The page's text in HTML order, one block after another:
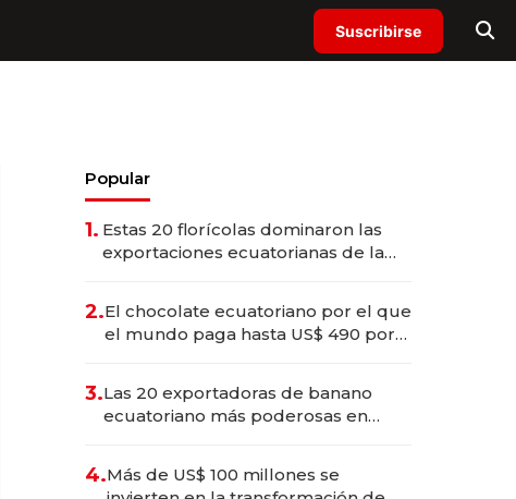
Suscribirse
Popular
1. Estas 20 florícolas dominaron las
exportaciones ecuatorianas de la
2.El chocolate ecuatoriano por el que
el mundo paga hasta US$ 490 por
3.Las 20 exportadoras de banano
ecuatoriano más poderosas en
4.Más de US$ 100 millones se